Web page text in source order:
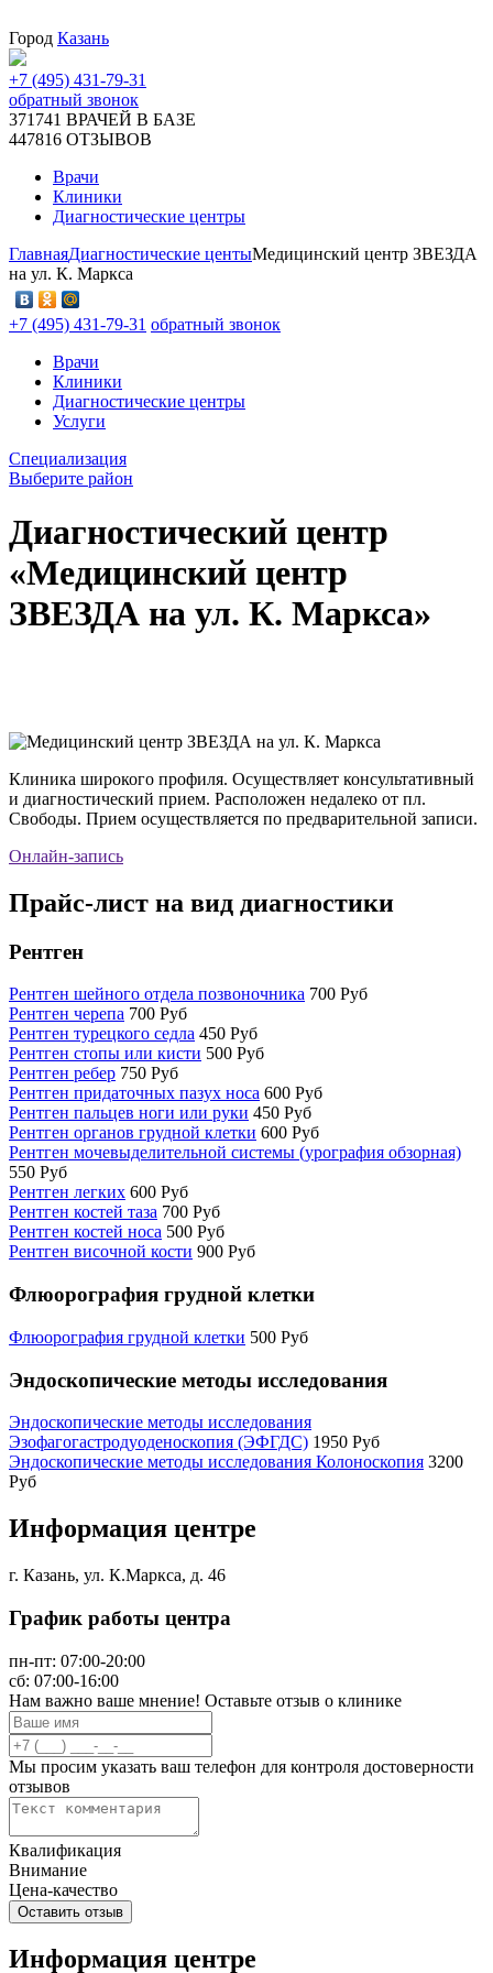
Город Казань
+7 (495) 431-79-31
обратный звонок
371741 ВРАЧЕЙ В БАЗЕ
447816 ОТЗЫВОВ
Врачи
Клиники
Диагностические центры
ГлавнаяДиагностические центыМедицинский центр ЗВЕЗДА
на ул. К. Маркса
+7 (495) 431-79-31 обратный звонок
Врачи
Клиники
Диагностические центры
Услуги
Специализация
Выберите район
Диагностический центр
«Медицинский центр
ЗВЕЗДА на ул. К. Маркса»
Клиника широкого профиля. Осуществляет консультативный
и диагностический прием. Расположен недалеко от пл.
Свободы. Прием осуществляется по предварительной записи.
Онлайн-запись
Прайс-лист на вид диагностики
Рентген
Рентген шейного отдела позвоночника 700 Руб
Рентген черепа 700 Руб
Рентген турецкого седла 450 Руб
Рентген стопы или кисти 500 Руб
Рентген ребер 750 Руб
Рентген придаточных пазух носа 600 Руб
Рентген пальцев ноги или руки 450 Руб
Рентген органов грудной клетки 600 Руб
Рентген мочевыделительной системы (урография обзорная)
550 Руб
Рентген легких 600 Руб
Рентген костей таза 700 Руб
Рентген костей носа 500 Руб
Рентген височной кости 900 Руб
Флюорография грудной клетки
Флюорография грудной клетки 500 Руб
Эндоскопические методы исследования
Эндоскопические методы исследования
Эзофагогастродуоденоскопия (ЭФГДС) 1950 Руб
Эндоскопические методы исследования Колоноскопия 3200
Руб
Информация центре
г. Казань, ул. К.Маркса, д. 46
График работы центра
пн-пт: 07:00-20:00
сб: 07:00-16:00
Нам важно ваше мнение! Оставьте отзыв о клинике
Мы просим указать ваш телефон для контроля достоверности
отзывов
Квалификация
Внимание
Цена-качество
Информация центре